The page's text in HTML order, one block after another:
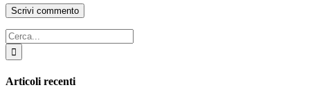
Cerca
per:
Articoli recenti